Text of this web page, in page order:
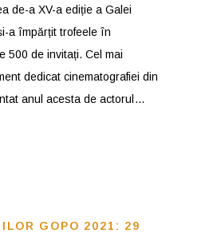
de-a XV-a ediție a Galei
a împărțit trofeele în
500 de invitați. Cel mai
dedicat cinematografiei din
anul acesta de actorul
GOPO 2021: 29